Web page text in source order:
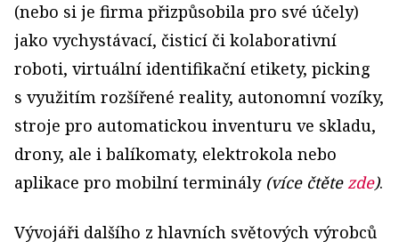
(nebo si je firma přizpůsobila pro své účely)
jako vychystávací, čisticí či kolaborativní
roboti, virtuální identifikační etikety, picking
s využitím rozšířené reality, autonomní vozíky,
stroje pro automatickou inventuru ve skladu,
drony, ale i balíkomaty, elektrokola nebo
aplikace pro mobilní terminály (více čtětezde).
Vývojáři dalšího z hlavních světových výrobců